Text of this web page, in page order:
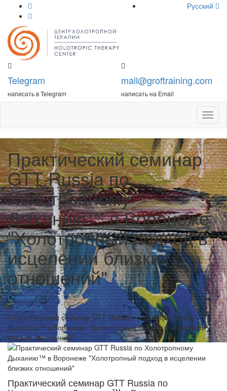
Русский
Telegram
написать в Telegram
mail@groftraining.com
написать на Email
меню
Практический семинар
GTT Russia по
Холотропному
Дыханию™ в Воронеже
"Холотропный подход в
исцелении близких
отношений"
Главная
События
Практический семинар GTT Russia по Холотропному
Дыханию™ в Воронеже "Холотропный подход в исцелении
близких отношений"
Практический семинар GTT Russia по